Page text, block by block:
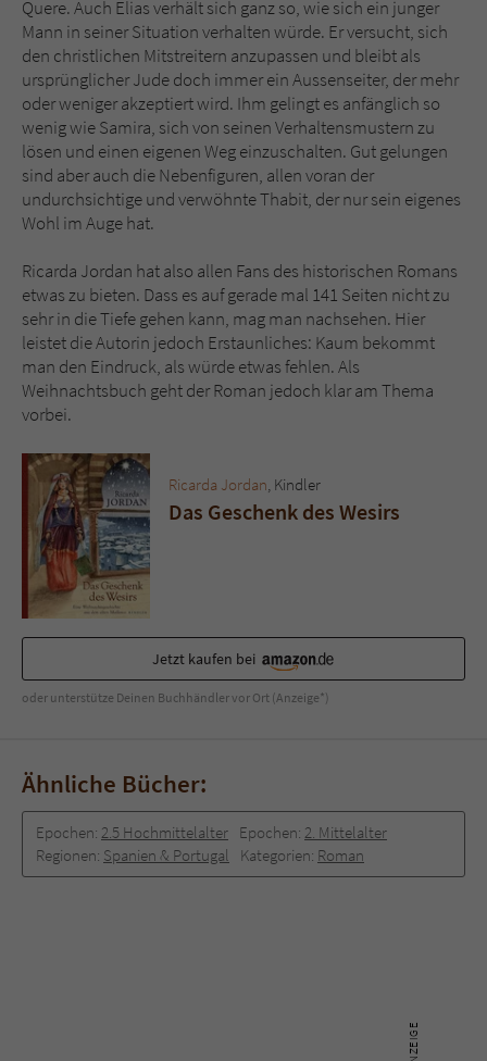
Quere. Auch Elias verhält sich ganz so, wie sich ein junger
Mann in seiner Situation verhalten würde. Er versucht, sich
den christlichen Mitstreitern anzupassen und bleibt als
ursprünglicher Jude doch immer ein Aussenseiter, der mehr
oder weniger akzeptiert wird. Ihm gelingt es anfänglich so
wenig wie Samira, sich von seinen Verhaltensmustern zu
lösen und einen eigenen Weg einzuschalten. Gut gelungen
sind aber auch die Nebenfiguren, allen voran der
undurchsichtige und verwöhnte Thabit, der nur sein eigenes
Wohl im Auge hat.
Ricarda Jordan hat also allen Fans des historischen Romans
etwas zu bieten. Dass es auf gerade mal 141 Seiten nicht zu
sehr in die Tiefe gehen kann, mag man nachsehen. Hier
leistet die Autorin jedoch Erstaunliches: Kaum bekommt
man den Eindruck, als würde etwas fehlen. Als
Weihnachtsbuch geht der Roman jedoch klar am Thema
vorbei.
Ricarda Jordan , Kindler
Das Geschenk des Wesirs
Jetzt kaufen bei
oder unterstütze Deinen Buchhändler vor Ort (Anzeige*)
Ähnliche Bücher:
Epochen: 2.5 Hochmittelalter Epochen: 2. Mittelalter
Regionen: Spanien & Portugal Kategorien: Roman